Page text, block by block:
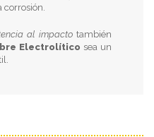
corrosión.
al impacto también
Electrolítico sea un